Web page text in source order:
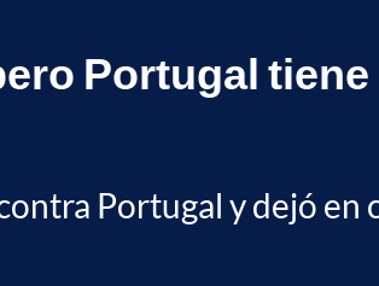
Portugal
Portugal y dejó en